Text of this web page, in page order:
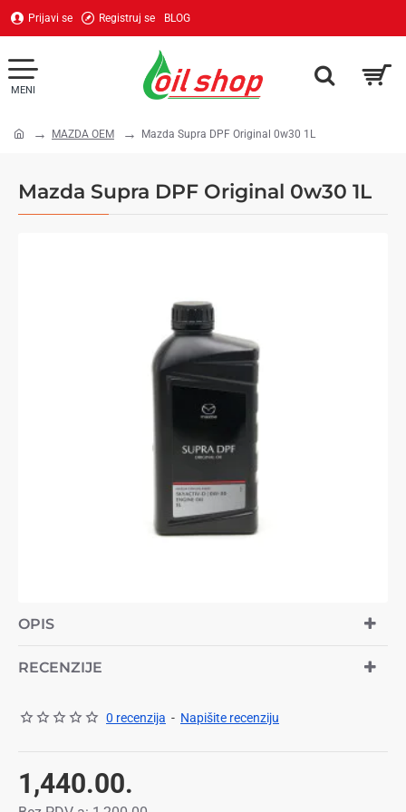
Prijavi se Registruj se BLOG
Mazda Supra DPF Original 0w30 1L
MAZDA OEM Mazda Supra DPF Original 0w30 1L
OPIS
RECENZIJE
0 recenzija - Napišite recenziju
1,440.00.